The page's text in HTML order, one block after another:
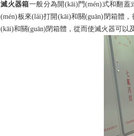
滅火器箱一般分為開(kāi)門(mén)式和翻蓋式
(mén)板來(lái)打開(kāi)和關(guān)閉箱體
(kāi)和關(guān)閉箱體，從而使滅火器可以及